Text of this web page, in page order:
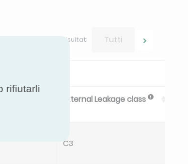
Scorri i tuoi risultati
Tutti
External Leakage class
C3
rifiutarli